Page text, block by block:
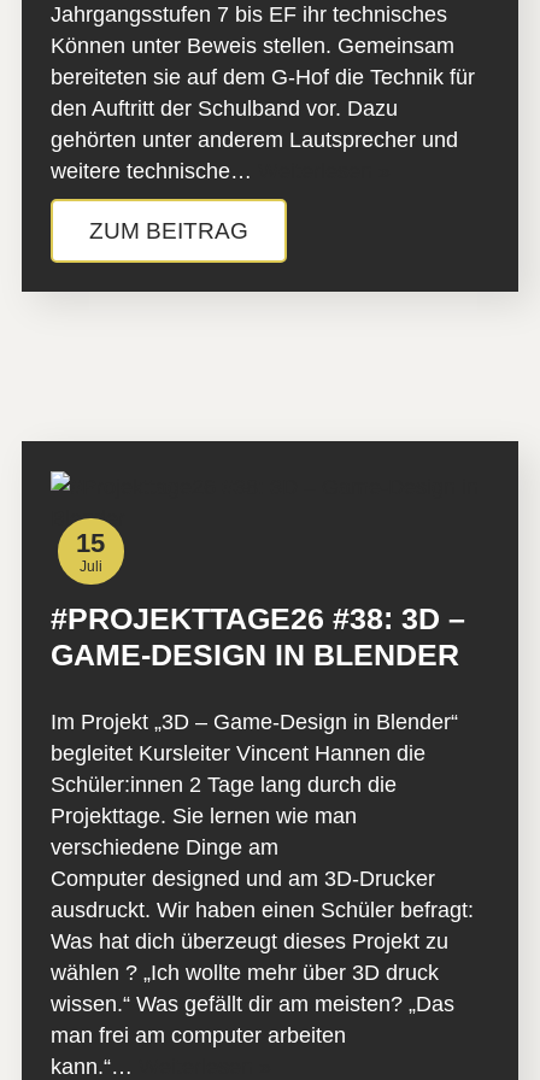
Jahrgangsstufen 7 bis EF ihr technisches
Können unter Beweis stellen. Gemeinsam
bereiteten sie auf dem G-Hof die Technik für
den Auftritt der Schulband vor. Dazu
gehörten unter anderem Lautsprecher und
weitere technische…
ZUM BEITRAG
15
Juli
#PROJEKTTAGE26 #38: 3D –
GAME-DESIGN IN BLENDER
Im Projekt „3D – Game-Design in Blender“
begleitet Kursleiter Vincent Hannen die
Schüler:innen 2 Tage lang durch die
Projekttage. Sie lernen wie man
verschiedene Dinge am
Computer designed und am 3D-Drucker
ausdruckt. Wir haben einen Schüler befragt:
Was hat dich überzeugt dieses Projekt zu
wählen ? „Ich wollte mehr über 3D druck
wissen.“ Was gefällt dir am meisten? „Das
man frei am computer arbeiten
kann.“…